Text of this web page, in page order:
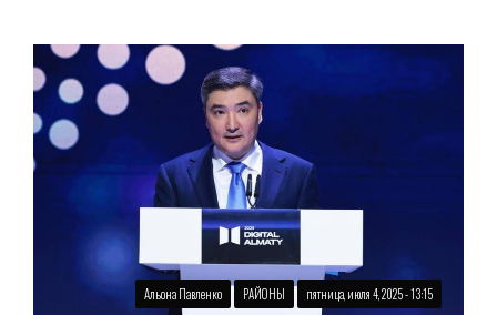
Альона Павленко РАЙОНЫ пятница, июля 4, 2025 - 13:15